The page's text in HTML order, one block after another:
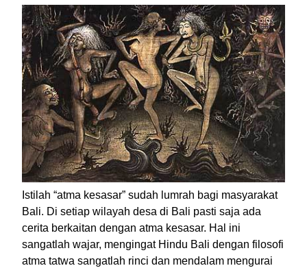
Istilah “atma kesasar” sudah lumrah bagi masyarakat
Bali. Di setiap wilayah desa di Bali pasti saja ada
cerita berkaitan dengan atma kesasar. Hal ini
sangatlah wajar, mengingat Hindu Bali dengan filosofi
atma tatwa sangatlah rinci dan mendalam mengurai